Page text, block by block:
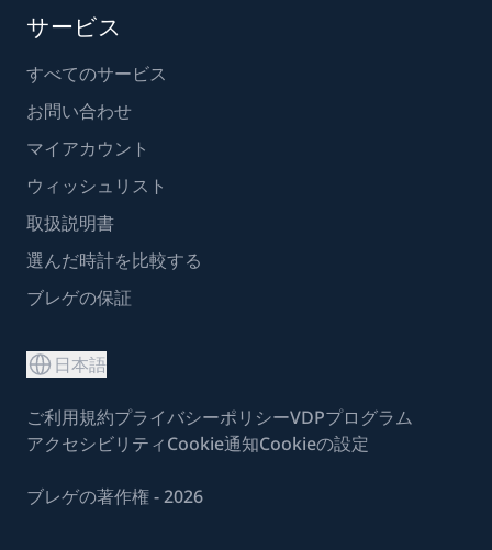
サービス
すべてのサービス
お問い合わせ
マイアカウント
ウィッシュリスト
取扱説明書
選んだ時計を比較する
ブレゲの保証
日本語
ご利用規約プライバシーポリシーVDPプログラム
アクセシビリティCookie通知Cookieの設定
ブレゲの著作権 - 2026